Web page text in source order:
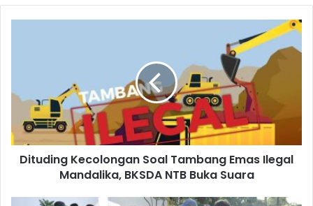
Dituding Kecolongan Soal Tambang Emas Ilegal
Mandalika, BKSDA NTB Buka Suara